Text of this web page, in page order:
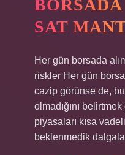
SAT
Her gün borsada
riskler Her gün
cazip görünse de,
olmadığını
piyasaları kısa
beklenmedik